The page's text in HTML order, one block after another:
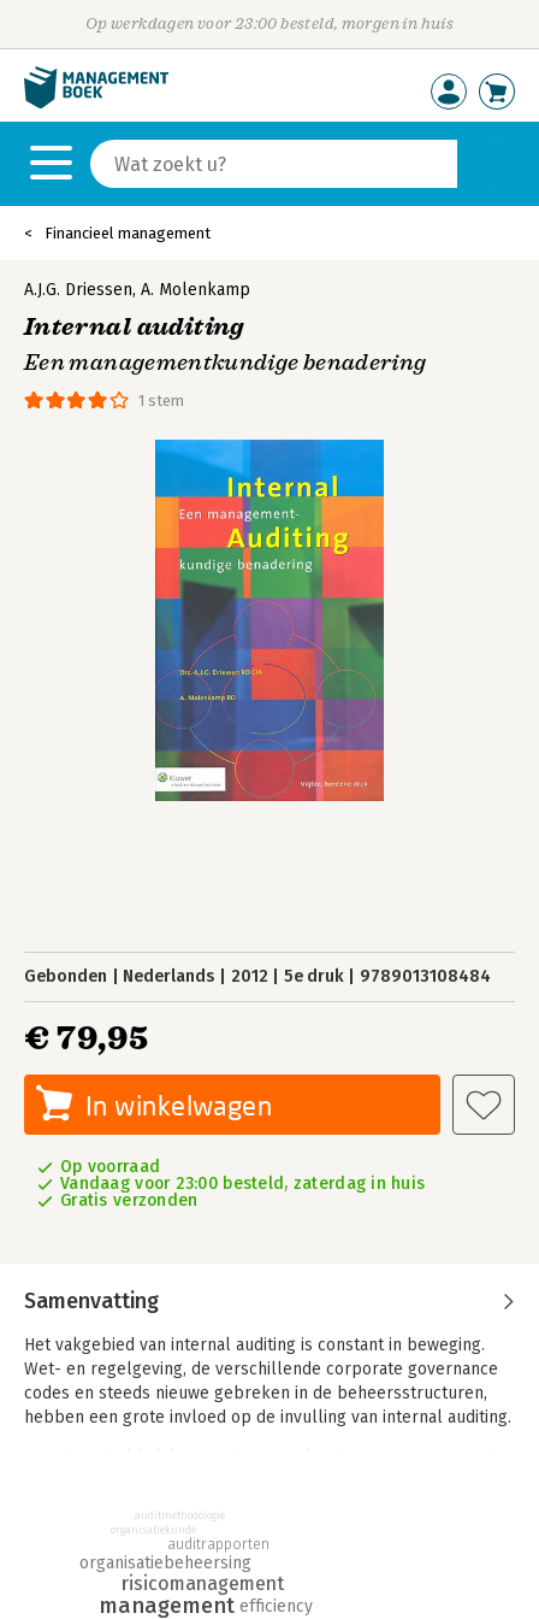
Op werkdagen voor 23:00 besteld, morgen in huis
Financieel management
1 stem
A.J.G. Driessen, A. Molenkamp
Internal auditing
Een managementkundige benadering
Gebonden Nederlands 2012 5e druk 9789013108484
€ 79,95
In winkelwagen
Op voorraad
Vandaag voor 23:00 besteld, zaterdag in huis
Gratis verzonden
Samenvatting
Het vakgebied van internal auditing is constant in beweging.
Wet- en regelgeving, de verschillende corporate governance
codes en steeds nieuwe gebreken in de beheersstructuren,
hebben een grote invloed op de invulling van internal auditing.
uitgaande van de strategie en doelstellingen van de
onderneming of instelling, de risico's adequaat worden
gemanaged, een effectieve set aan beheersmaatregelen
functioneert en het management, mede op grond van de
informatie van de internal auditor, de juiste beslissingen kan
management
risicomanagement
efficiency
organisatiebeheersing
auditrapporten
organisatiekunde
auditmethodologie